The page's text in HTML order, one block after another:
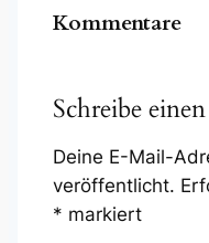
Kommentare
Schreibe
Deine E-Mail-
veröffentlicht.
* markiert